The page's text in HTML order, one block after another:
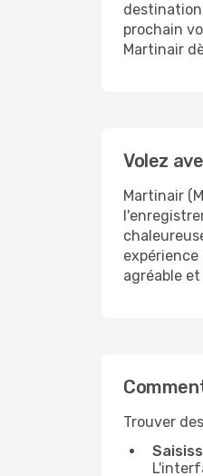
prochain
Martinair
Volez
Martinair
agréable
Trouver